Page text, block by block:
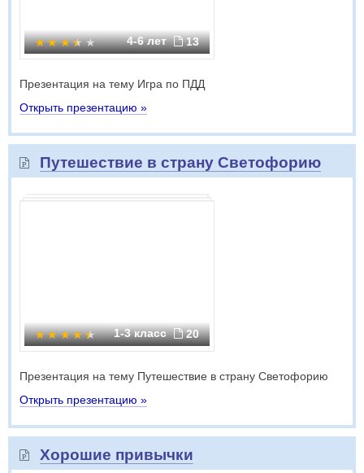
4-6 лет 13
Презентация на тему Игра по ПДД
Открыть презентацию »
Путешествие в страну Светофорию
1-3 класс 20
Презентация на тему Путешествие в страну Светофорию
Открыть презентацию »
Хорошие привычки